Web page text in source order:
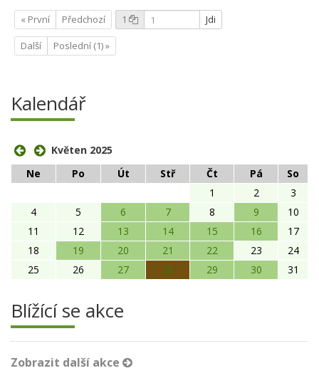
« První Předchozí 1 Jdi
Další Poslední (1) »
Kalendář
Květen 2025
Ne
Po Út Stř Čt Pá
So
1
2
3
4
5 6 7 8 9
10
11
12 13 14 15 16
17
18
19 20 21 22 23
24
25
26 27 28 29 30 31
Blížící se akce
Zobrazit další akce